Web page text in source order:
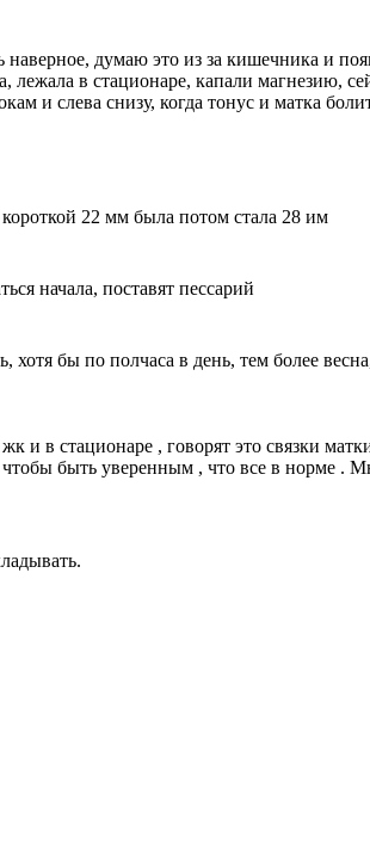
думаю это из за кишечника и
лежала в стационаре, капали магнезию,
и слева снизу, когда тонус и матка
22 мм была потом стала 28 им
начала, поставят пессарий
бы по полчаса в день, тем более
и в стационаре , говорят это связки
быть уверенным , что все в норме .